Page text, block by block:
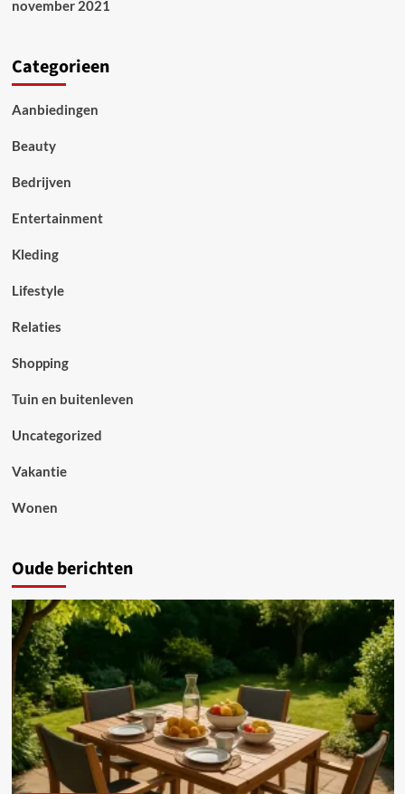
november 2021
Categorieen
Aanbiedingen
Beauty
Bedrijven
Entertainment
Kleding
Lifestyle
Relaties
Shopping
Tuin en buitenleven
Uncategorized
Vakantie
Wonen
Oude berichten